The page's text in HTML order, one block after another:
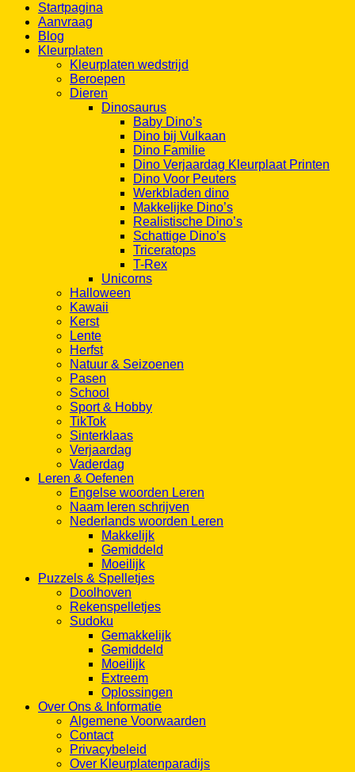
Startpagina
Aanvraag
Blog
Kleurplaten
Kleurplaten wedstrijd
Beroepen
Dieren
Dinosaurus
Baby Dino’s
Dino bij Vulkaan
Dino Familie
Dino Verjaardag Kleurplaat Printen
Dino Voor Peuters
Werkbladen dino
Makkelijke Dino’s
Realistische Dino’s
Schattige Dino’s
Triceratops
T-Rex
Unicorns
Halloween
Kawaii
Kerst
Lente
Herfst
Natuur & Seizoenen
Pasen
School
Sport & Hobby
TikTok
Sinterklaas
Verjaardag
Vaderdag
Leren & Oefenen
Engelse woorden Leren
Naam leren schrijven
Nederlands woorden Leren
Makkelijk
Gemiddeld
Moeilijk
Puzzels & Spelletjes
Doolhoven
Rekenspelletjes
Sudoku
Gemakkelijk
Gemiddeld
Moeilijk
Extreem
Oplossingen
Over Ons & Informatie
Algemene Voorwaarden
Contact
Privacybeleid
Over Kleurplatenparadijs